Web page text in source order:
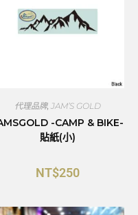
代理品牌, JAM’S GOLD
-CAMP & BIKE-
貼紙(小)
NT$250